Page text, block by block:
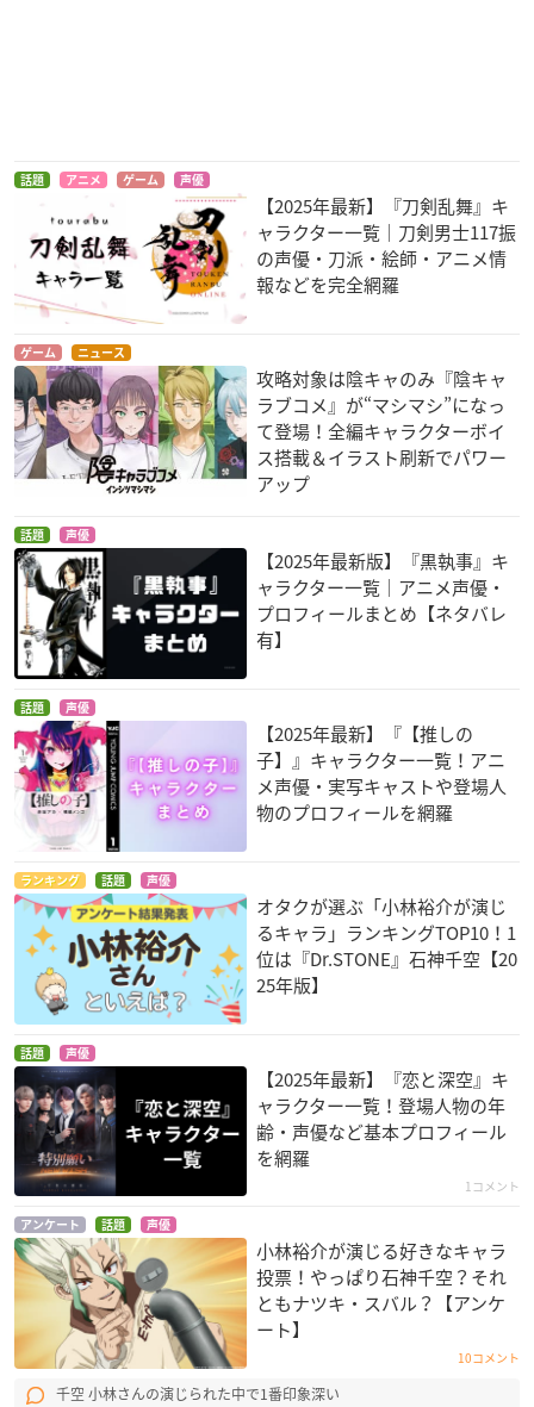
ロード・エルメロイ
Ⅱ世の事件簿 -魔眼
蒐集列車 Grace not
カウレス・フォルヴ
ェッジ
炎炎ノ消防隊
アーサー・ボイル
Dr.STONE
賢者の孫
シン=ウォルフォード
異世界かるてっと
スバル
なんでここに先生
が!?
なむあみだ仏っ！-蓮
阿閦如来
アンゴルモア 元寇合
戦記
導円
ガンダムビルドダイ
バーズ
ミカミ・リク
パズドラ
松原龍二
博多豚骨ラーメンズ
斉藤 アルファ
話題 アニメ ゲーム 声優
【2025年最新】『刀剣乱舞』キ
ャラクター一覧｜刀剣男士117振
の声優・刀派・絵師・アニメ情
報などを完全網羅
ゲーム ニュース
攻略対象は陰キャのみ『陰キャ
ラブコメ』が“マシマシ”になっ
て登場！全編キャラクターボイ
ス搭載＆イラスト刷新でパワー
アップ
話題 声優
【2025年最新版】『黒執事』キ
ャラクター一覧｜アニメ声優・
プロフィールまとめ【ネタバレ
有】
話題 声優
【2025年最新】『【推しの
子】』キャラクター一覧！アニ
メ声優・実写キャストや登場人
物のプロフィールを網羅
ランキング 話題 声優
オタクが選ぶ「小林裕介が演じ
るキャラ」ランキングTOP10！1
位は『Dr.STONE』石神千空【20
25年版】
話題 声優
【2025年最新】『恋と深空』キ
ャラクター一覧！登場人物の年
齢・声優など基本プロフィール
を網羅
1コメント
アンケート 話題 声優
小林裕介が演じる好きなキャラ
投票！やっぱり石神千空？それ
ともナツキ・スバル？【アンケ
ート】
10コメント
千空 小林さんの演じられた中で1番印象深い